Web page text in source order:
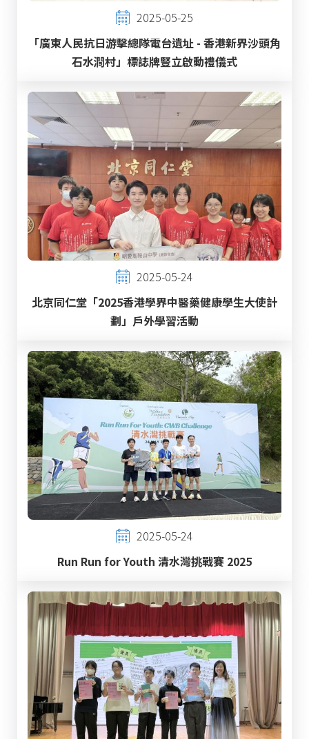
2025-05-25
「廣東人民抗日游擊總隊電台遺址 - 香港新界沙頭角
石水澗村」標誌牌豎立啟動禮儀式
2025-05-24
北京同仁堂「2025香港學界中醫藥健康學生大使計
劃」戶外學習活動
2025-05-24
Run Run for Youth 清水灣挑戰賽 2025